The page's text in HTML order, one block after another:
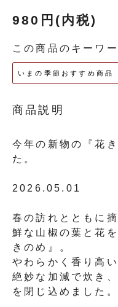
980円(内税)
この商品のキーワー
いまの季節おすすめ商品
商品説明
今年の新物の『花
た。
2026.05.01
春の訪れとともに
鮮な山椒の葉と花
きのめ』。
やわらかく香り高
絶妙な加減で炊き
を閉じ込めました。